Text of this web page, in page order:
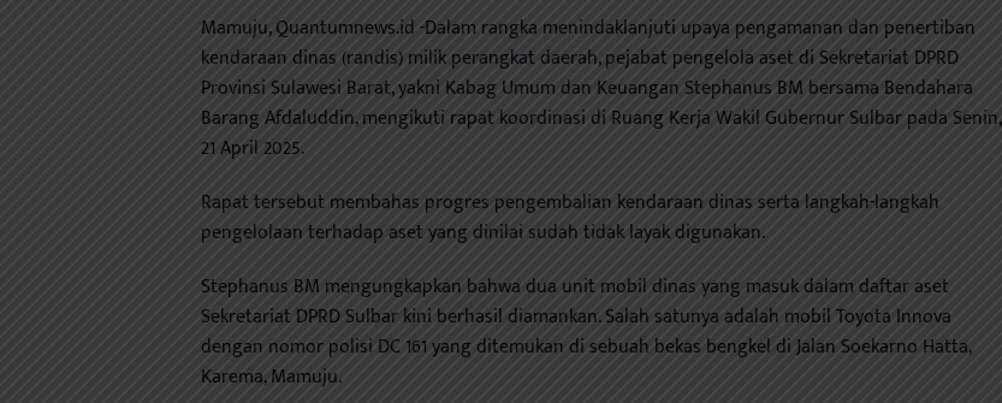
Mamuju, Quantumnews.id -Dalam rangka menindaklanjuti upaya pengamanan dan penertiban
kendaraan dinas (randis) milik perangkat daerah, pejabat pengelola aset di Sekretariat DPRD
Provinsi Sulawesi Barat, yakni Kabag Umum dan Keuangan Stephanus BM bersama Bendahara
Barang Afdaluddin, mengikuti rapat koordinasi di Ruang Kerja Wakil Gubernur Sulbar pada Senin,
21 April 2025.
Rapat tersebut membahas progres pengembalian kendaraan dinas serta langkah-langkah
pengelolaan terhadap aset yang dinilai sudah tidak layak digunakan.
Stephanus BM mengungkapkan bahwa dua unit mobil dinas yang masuk dalam daftar aset
Sekretariat DPRD Sulbar kini berhasil diamankan. Salah satunya adalah mobil Toyota Innova
dengan nomor polisi DC 161 yang ditemukan di sebuah bekas bengkel di Jalan Soekarno Hatta,
Karema, Mamuju.